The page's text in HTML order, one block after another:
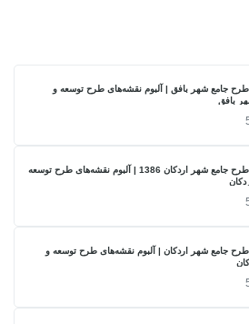
طرح جامع شهر بافق | آلبوم نقشه‌های طرح توسعه و
بافق
دانلود نقشه‌های طرح جامع شهر اردکان 1386 | آلبوم نقشه‌های طرح توسعه
طرح جامع شهر اردکان | آلبوم نقشه‌های طرح توسعه و